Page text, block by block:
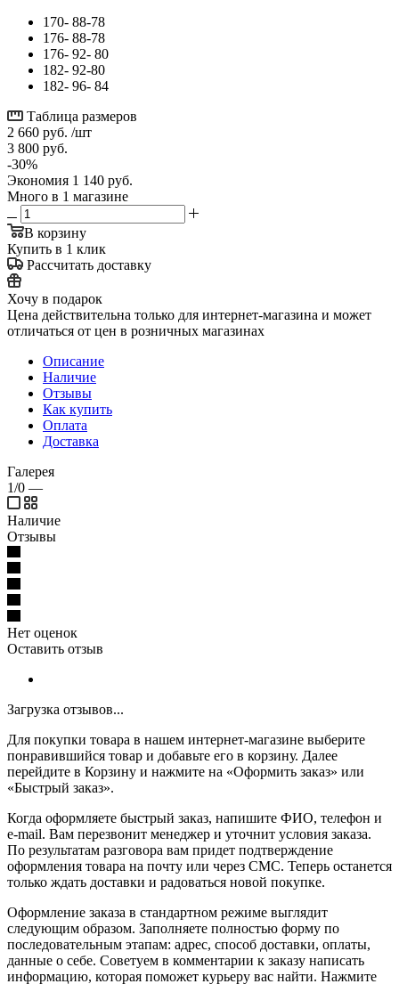
170- 88-78
176- 88-78
176- 92- 80
182- 92-80
182- 96- 84
Таблица размеров
2 660 руб. /шт
3 800 руб.
-30%
Экономия 1 140 руб.
Много в 1 магазине
В корзину
Купить в 1 клик
Рассчитать доставку
Хочу в подарок
Цена действительна только для интернет-магазина и может
отличаться от цен в розничных магазинах
Описание
Наличие
Отзывы
Как купить
Оплата
Доставка
Галерея
1/0 —
Наличие
Отзывы
Нет оценок
Оставить отзыв
Загрузка отзывов...
Для покупки товара в нашем интернет-магазине выберите
понравившийся товар и добавьте его в корзину. Далее
перейдите в Корзину и нажмите на «Оформить заказ» или
«Быстрый заказ».
Когда оформляете быстрый заказ, напишите ФИО, телефон и
e-mail. Вам перезвонит менеджер и уточнит условия заказа.
По результатам разговора вам придет подтверждение
оформления товара на почту или через СМС. Теперь останется
только ждать доставки и радоваться новой покупке.
Оформление заказа в стандартном режиме выглядит
следующим образом. Заполняете полностью форму по
последовательным этапам: адрес, способ доставки, оплаты,
данные о себе. Советуем в комментарии к заказу написать
информацию, которая поможет курьеру вас найти. Нажмите